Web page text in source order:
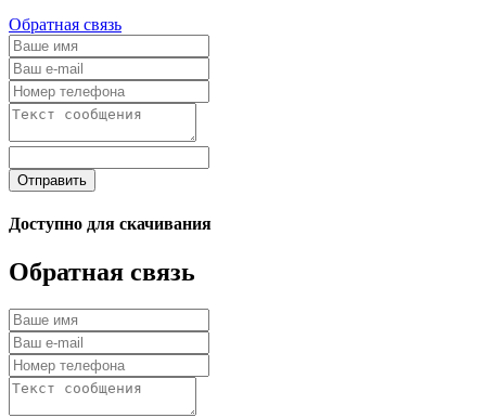
Обратная связь
Отправить
Доступно для скачивания
Обратная связь